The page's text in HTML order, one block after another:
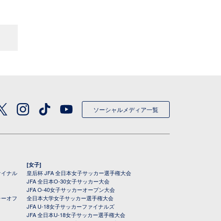
ソーシャルメディア一覧
ナル
オフ
[女子]
皇后杯 JFA 全日本女子サッカー選手権大会
JFA 全日本O-30女子サッカー大会
JFA O-40女子サッカーオープン大会
全日本大学女子サッカー選手権大会
JFA U-18女子サッカーファイナルズ
JFA 全日本U-18女子サッカー選手権大会